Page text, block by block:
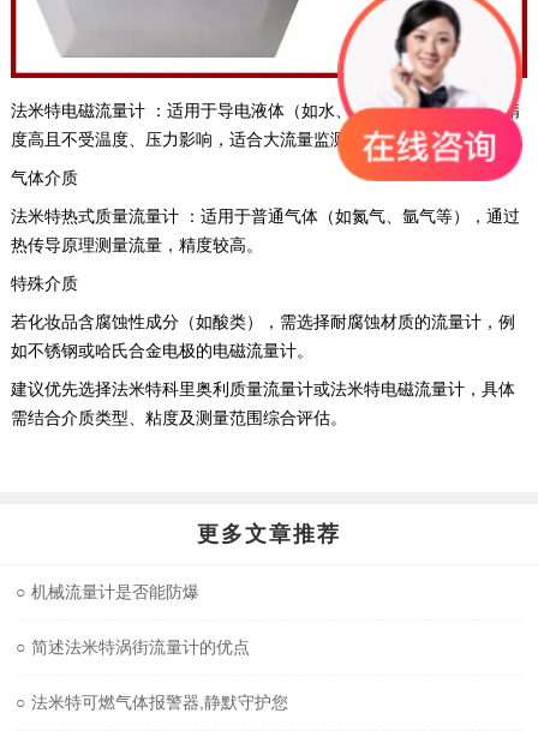
法米特电磁流量计 ‌：适用于导电液体（如水、酸碱溶液等），测量精
度高且不受温度、压力影响，适合大流量监测。 ‌
气体介质
法米特热式质量流量计 ‌：适用于普通气体（如氮气、氩气等），通过
热传导原理测量流量，精度较高。 ‌
特殊介质
若化妆品含腐蚀性成分（如酸类），需选择耐腐蚀材质的流量计，例
如不锈钢或哈氏合金电极的电磁流量计。 ‌
建议优先选择法米特科里奥利质量流量计或法米特电磁流量计，具体
需结合介质类型、粘度及测量范围综合评估。 ‌
更多文章推荐
○ 机械流量计是否能防爆
○ 简述法米特涡街流量计的优点
○ 法米特可燃气体报警器,静默守护您